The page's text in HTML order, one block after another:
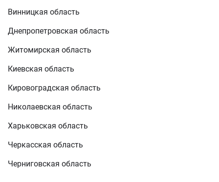
Винницкая область
Днепропетровская область
Житомирская область
Киевская область
Кировоградская область
Николаевская область
Харьковская область
Черкасская область
Черниговская область